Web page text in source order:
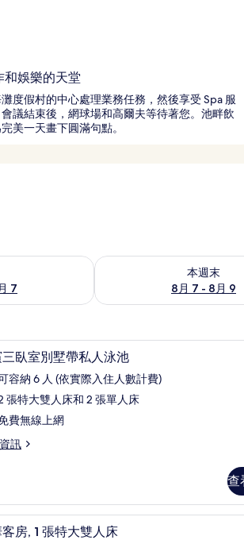
和娛樂的天堂
度假村的中心處理業務任務，然後享受 Spa 服
議結束後，網球場和高爾夫等待著您。池畔飲
美一天畫下圓滿句點。
7
的供應情況
本週末
8月 7 - 8月 9
查看本週末 (8月 7 - 8月 9)
迷你吧、客房內保險箱
三臥室別墅帶私人泳池
容納 6 人 (依實際入住人數計費)
張特大雙人床和 2 張單人床
費無線上網
訊
查
迷你吧、客房內保險箱
房, 1 張特大雙人床